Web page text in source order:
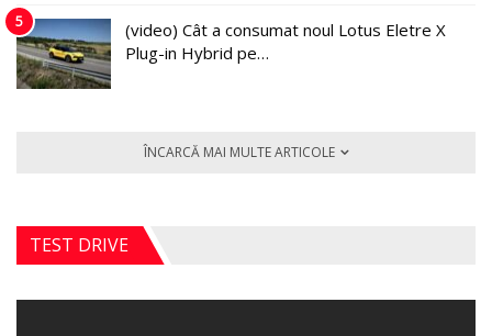
5
(video) Cât a consumat noul Lotus Eletre X
Plug-in Hybrid pe…
ÎNCARCĂ MAI MULTE ARTICOLE
TEST DRIVE